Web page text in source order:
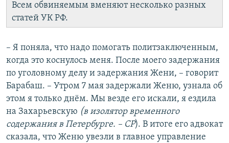
Всем обвиняемым вменяют несколько разных
статей УК РФ.
– Я поняла, что надо помогать политзаключенным,
когда это коснулось меня. После моего задержания
по уголовному делу и задержания Жени, – говорит
Барабаш. – Утром 7 мая задержали Женю, узнала об
этом я только днём. Мы везде его искали, я ездила
на Захарьевскую (в изолятор временного
содержания в Петербурге. – СР). В итоге его адвокат
сказала, что Женю увезли в главное управление